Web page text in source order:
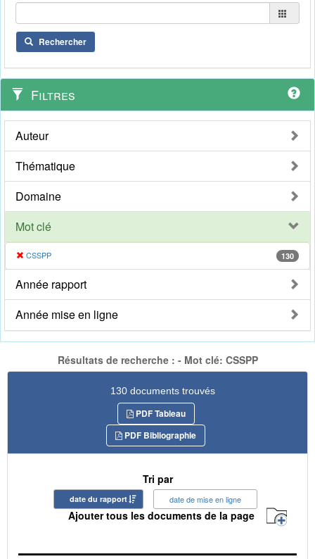
Rechercher
Filtres
Auteur
Thématique
Domaine
Mot clé
CSSPP 130
Année rapport
Année mise en ligne
Résultats de recherche : - Mot clé: CSSPP
130 documents trouvés
PDF Tableau
PDF Bibliographie
Tri par
date du rapport date de mise en ligne
Ajouter tous les documents de la page